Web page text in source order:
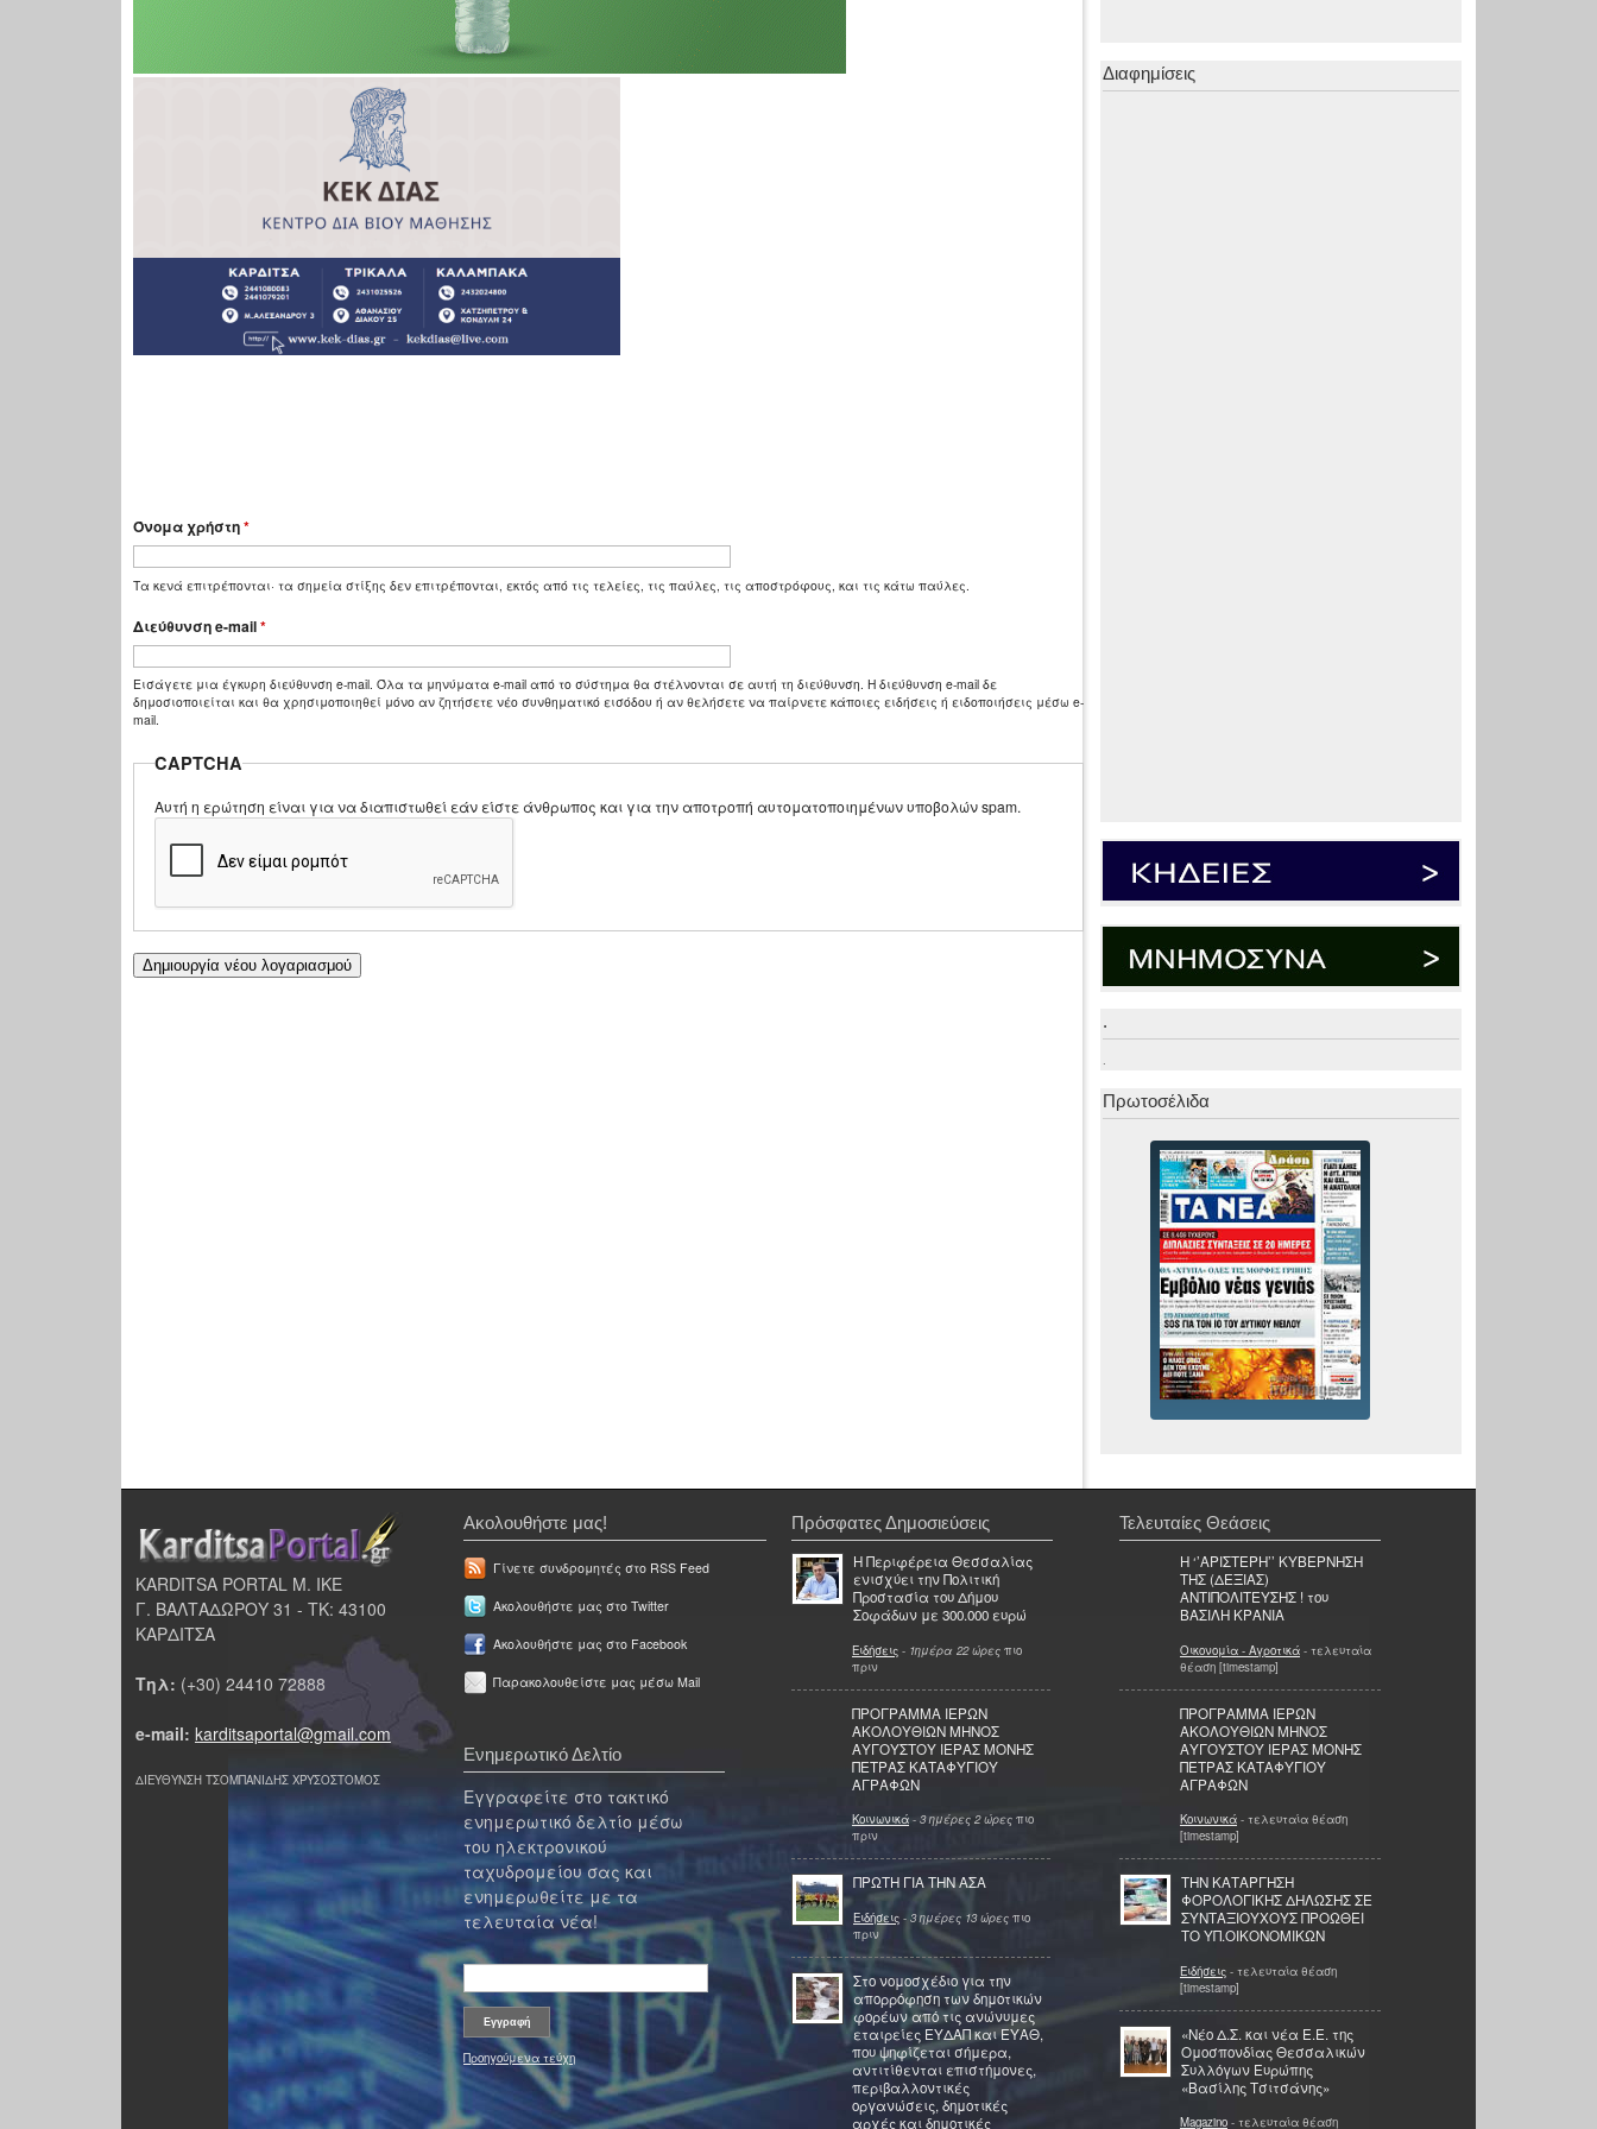
Όνομα χρήστη*
Τα κενά επιτρέπονται· τα σημεία στίξης δεν επιτρέπονται, εκτός από τις τελείες, τις παύλες, τις αποστρόφους, και τις κάτω παύλες.
Διεύθυνση e-mail*
Εισάγετε μια έγκυρη διεύθυνση e-mail. Όλα τα μηνύματα e-mail από το σύστημα θα στέλνονται σε αυτή τη διεύθυνση. Η διεύθυνση e-mail δε
δημοσιοποιείται και θα χρησιμοποιηθεί μόνο αν ζητήσετε νέο συνθηματικό εισόδου ή αν θελήσετε να παίρνετε κάποιες ειδήσεις ή ειδοποιήσεις μέσω e-
mail.
CAPTCHA
Αυτή η ερώτηση είναι για να διαπιστωθεί εάν είστε άνθρωπος και για την αποτροπή αυτοματοποιημένων υποβολών spam.
Διαφημίσεις
.
.
Πρωτοσέλιδα
KARDITSA PORTAL Μ. ΙΚΕ
Γ. ΒΑΛΤΑΔΩΡΟΥ 31 - ΤΚ: 43100
ΚΑΡΔΙΤΣΑ
Τηλ: (+30) 24410 72888
e-mail: karditsaportal@gmail.com
ΔΙΕΥΘΥΝΣΗ ΤΣΟΜΠΑΝΙΔΗΣ ΧΡΥΣΟΣΤΟΜΟΣ
Ακολουθήστε μας!
Γίνετε συνδρομητές στο RSS Feed
Ακολουθήστε μας στο Twitter
Ακολουθήστε μας στο Facebook
Παρακολουθείστε μας μέσω Mail
Ενημερωτικό Δελτίο
Εγγραφείτε στο τακτικό
ενημερωτικό δελτίο μέσω
του ηλεκτρονικού
ταχυδρομείου σας και
ενημερωθείτε με τα
τελευταία νέα!
Προηγούμενα τεύχη
Πρόσφατες Δημοσιεύσεις
Η Περιφέρεια Θεσσαλίας
ενισχύει την Πολιτική
Προστασία του Δήμου
Σοφάδων με 300.000 ευρώ
Ειδήσεις - 1ημέρα 22 ώρες πιο
πριν
ΠΡΟΓΡΑΜΜΑ ΙΕΡΩΝ
ΑΚΟΛΟΥΘΙΩΝ ΜΗΝΟΣ
ΑΥΓΟΥΣΤΟΥ ΙΕΡΑΣ ΜΟΝΗΣ
ΠΕΤΡΑΣ ΚΑΤΑΦΥΓΙΟΥ
ΑΓΡΑΦΩΝ
Κοινωνικά - 3 ημέρες 2 ώρες πιο
πριν
ΠΡΩΤΗ ΓΙΑ ΤΗΝ ΑΣΑ
Ειδήσεις - 3 ημέρες 13 ώρες πιο
πριν
Στο νομοσχέδιο για την
απορρόφηση των δημοτικών
φορέων από τις ανώνυμες
εταιρείες ΕΥΔΑΠ και ΕΥΑΘ,
που ψηφίζεται σήμερα,
αντιτίθενται επιστήμονες,
περιβαλλοντικές
οργανώσεις, δημοτικές
αρχές και δημοτικές
Τελευταίες Θεάσεις
Η ‘’ΑΡΙΣΤΕΡΗ’’ ΚΥΒΕΡΝΗΣΗ
ΤΗΣ (ΔΕΞΙΑΣ)
ΑΝΤΙΠΟΛΙΤΕΥΣΗΣ ! του
ΒΑΣΙΛΗ ΚΡΑΝΙΑ
Οικονομία - Αγροτικά - τελευταία
θέαση [timestamp]
ΠΡΟΓΡΑΜΜΑ ΙΕΡΩΝ
ΑΚΟΛΟΥΘΙΩΝ ΜΗΝΟΣ
ΑΥΓΟΥΣΤΟΥ ΙΕΡΑΣ ΜΟΝΗΣ
ΠΕΤΡΑΣ ΚΑΤΑΦΥΓΙΟΥ
ΑΓΡΑΦΩΝ
Κοινωνικά - τελευταία θέαση
[timestamp]
ΤΗΝ ΚΑΤΑΡΓΗΣΗ
ΦΟΡΟΛΟΓΙΚΗΣ ΔΗΛΩΣΗΣ ΣΕ
ΣΥΝΤΑΞΙΟΥΧΟΥΣ ΠΡΟΩΘΕΙ
ΤΟ ΥΠ.ΟΙΚΟΝΟΜΙΚΩΝ
Ειδήσεις - τελευταία θέαση
[timestamp]
«Νέο Δ.Σ. και νέα Ε.Ε. της
Ομοσπονδίας Θεσσαλικών
Συλλόγων Ευρώπης
«Βασίλης Τσιτσάνης»
Magazino - τελευταία θέαση